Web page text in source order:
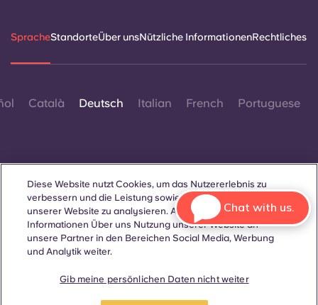
SpracheStandorteÜber unsNützliche InformationenRechtliches
Català Deutsch Italian French Portuguese
Kontakt
ein bestimmtes Geschlecht beziehen, gelten diese für alle,
Diese Website nutzt Cookies, um das Nutzererlebnis zu
verbessern und die Leistung sowie den Traffic auf
unserer Website zu analysieren. Außerdem geben wir
Informationen Über uns Nutzung unserer Website an
unsere Partner in den Bereichen Social Media, Werbung
und Analytik weiter.
Gib meine persönlichen Daten nicht weiter
Chat with us.